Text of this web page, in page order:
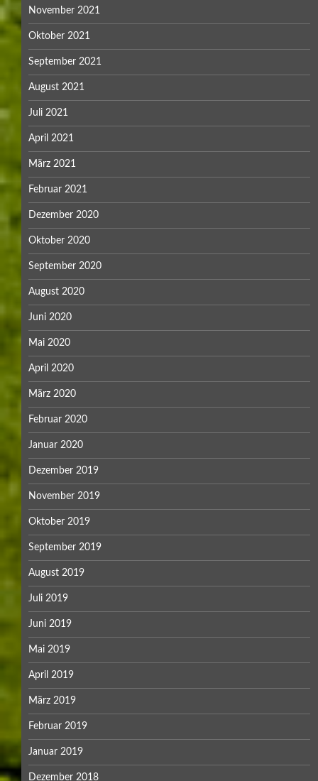
November 2021
Oktober 2021
September 2021
August 2021
Juli 2021
April 2021
März 2021
Februar 2021
Dezember 2020
Oktober 2020
September 2020
August 2020
Juni 2020
Mai 2020
April 2020
März 2020
Februar 2020
Januar 2020
Dezember 2019
November 2019
Oktober 2019
September 2019
August 2019
Juli 2019
Juni 2019
Mai 2019
April 2019
März 2019
Februar 2019
Januar 2019
Dezember 2018